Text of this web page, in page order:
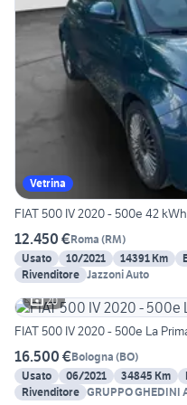
Vetrina
FIAT 500 IV 2020 - 500e 42
12.450 €Roma (RM)
Usato
10/2021 14391 Km
Rivenditore Jazzoni Auto
20
FIAT 500 IV 2020 - 500e La
16.500 €Bologna (BO)
Usato
06/2021 34845 Km
Rivenditore GRUPPO GHEDINI